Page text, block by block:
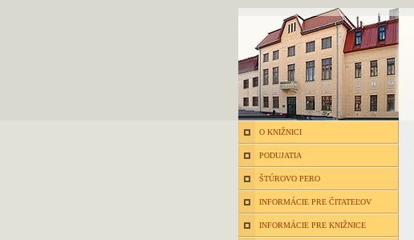
O KNIŽNICI
PODUJATIA
ŠTÚROVO PERO
INFORMÁCIE PRE ČITATEĽOV
INFORMÁCIE PRE KNIŽNICE